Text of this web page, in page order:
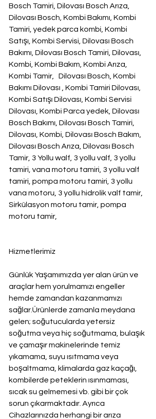
Bosch Tamiri, Dilovası Bosch Arıza,
Dilovası Bosch, Kombi Bakımı, Kombi
Tamiri, yedek parca kombi, Kombi
Satışı, Kombi Servisi, Dilovası Bosch
Bakımı, Dilovası Bosch Tamiri, Dilovası,
Kombi, Kombi Bakım, Kombi Arıza,
Kombi Tamir,   Dilovası Bosch, Kombi
Bakımı Dilovası , Kombi Tamiri Dilovası,
Kombi Satışı Dilovası, Kombi Servisi
Dilovası, Kombi Parca yedek, Dilovası
Bosch Bakımı, Dilovası Bosch Tamiri,
Dilovası, Kombi, Dilovası Bosch Bakım,
Dilovası Bosch Arıza, Dilovası Bosch
Tamir, 3 Yollu walf, 3 yollu valf, 3 yollu
tamiri, vana motoru tamiri, 3 yollu valf
tamiri, pompa motoru tamiri, 3 yollu
vana motoru, 3 yollu hidrolik valf tamir,
Sirkülasyon motoru tamir, pompa
motoru tamir,
Hizmetlerimiz
Günlük Yaşamımızda yer alan ürün ve
araçlar hem yorulmamızı engeller
hemde zamandan kazanmamızı
sağlar.Ürünlerde zamanla meydana
gelen; soğutucularda yetersiz
soğutma veya hiç soğutmama, bulaşık
ve çamaşır makinelerinde temiz
yıkamama, suyu ısıtmama veya
boşaltmama, klimalarda gaz kaçağı,
kombilerde peteklerin ısınmaması,
sıcak su gelmemesi vb. gibi bir çok
sorun çıkarmaktadır. Ayrıca
Cihazlarınızda herhangi bir arıza